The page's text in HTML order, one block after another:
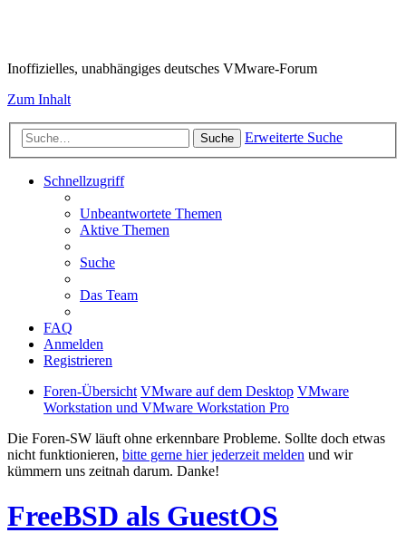
Inoffizielles, unabhängiges deutsches VMware-Forum
Zum Inhalt
Suche Erweiterte Suche
Schnellzugriff
Unbeantwortete Themen
Aktive Themen
Suche
Das Team
FAQ
Anmelden
Registrieren
Foren-Übersicht VMware auf dem Desktop VMware
Workstation und VMware Workstation Pro
Die Foren-SW läuft ohne erkennbare Probleme. Sollte doch etwas
nicht funktionieren, bitte gerne hier jederzeit melden und wir
kümmern uns zeitnah darum. Danke!
FreeBSD als GuestOS